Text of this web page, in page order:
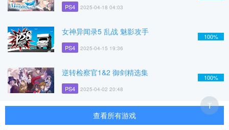
PS4 2025-04-18 04:03
女神异闻录5 乱战 魅影攻手
PS4 2025-04-15 19:36
100%
逆转检察官1&2 御剑精选集
PS4 2025-04-02 20:48
100%
查看所有游戏
T